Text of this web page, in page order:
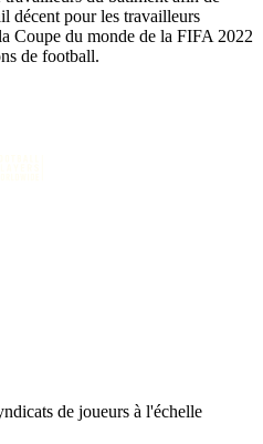
décent pour les travailleurs
Coupe du monde de la FIFA 2022
de football.
de joueurs à l'échelle